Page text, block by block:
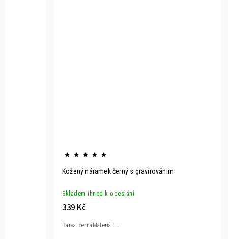
Kožený náramek černý s gravírovánim
Skladem ihned k odeslání
339 Kč
Barva: černáMateriál:...